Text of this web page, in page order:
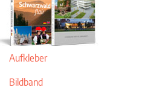
Aufkleber
Bildband